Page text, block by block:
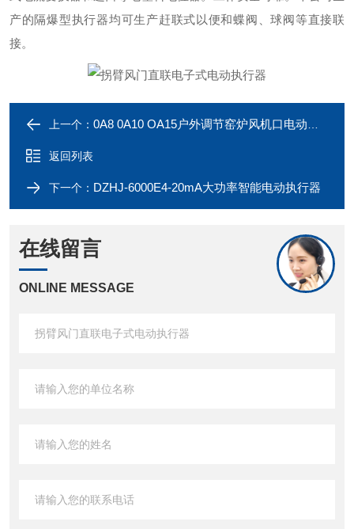
产的隔爆型执行器均可生产赶联式以便和蝶阀、球阀等直接联
接。
上一个： 0A8 0A10 OA15户外调节窑炉风机口电动执行器
返回列表
下一个： DZHJ-6000E4-20mA大功率智能电动执行器
在线留言
ONLINE MESSAGE